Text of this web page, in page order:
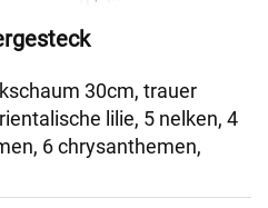
30cm, trauer
lilie, 5 nelken, 4
6 chrysanthemen,